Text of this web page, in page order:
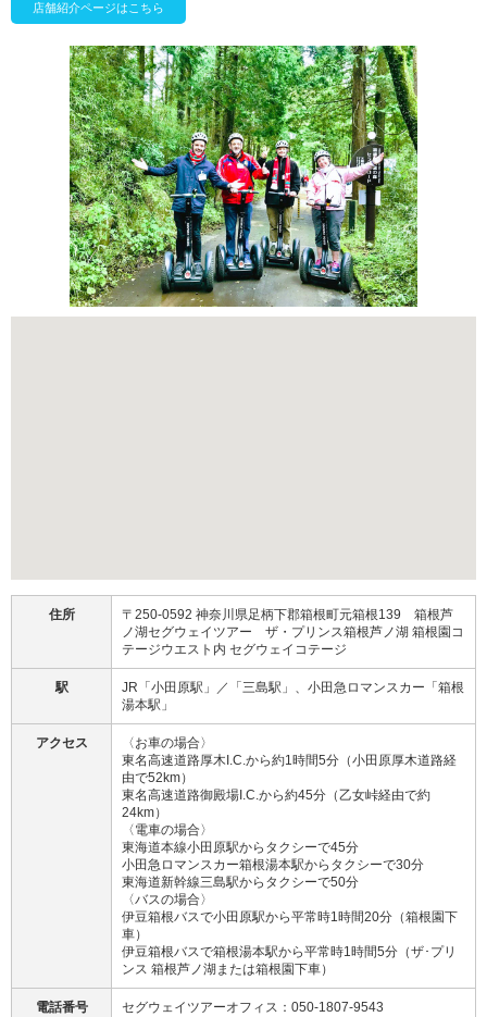
店舗紹介ページはこちら
住所
〒250-0592 神奈川県足柄下郡箱根町元箱根139 箱根芦
ノ湖セグウェイツアー ザ・プリンス箱根芦ノ湖 箱根園コ
テージウエスト内 セグウェイコテージ
駅
JR「小田原駅」／「三島駅」、小田急ロマンスカー「箱根
湯本駅」
アクセス
〈お車の場合〉
東名高速道路厚木I.C.から約1時間5分（小田原厚木道路経
由で52km）
東名高速道路御殿場I.C.から約45分（乙女峠経由で約
24km）
〈電車の場合〉
東海道本線小田原駅からタクシーで45分
小田急ロマンスカー箱根湯本駅からタクシーで30分
東海道新幹線三島駅からタクシーで50分
〈バスの場合〉
伊豆箱根バスで小田原駅から平常時1時間20分（箱根園下
車）
伊豆箱根バスで箱根湯本駅から平常時1時間5分（ザ･プリ
ンス 箱根芦ノ湖または箱根園下車）
電話番号 セグウェイツアーオフィス：050-1807-9543